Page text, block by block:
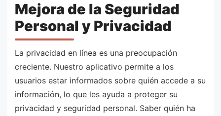
Mejora de la Seguridad
Personal y Privacidad
La privacidad en línea es una preocupación
creciente. Nuestro aplicativo permite a los
usuarios estar informados sobre quién accede a su
información, lo que les ayuda a proteger su
privacidad y seguridad personal. Saber quién ha